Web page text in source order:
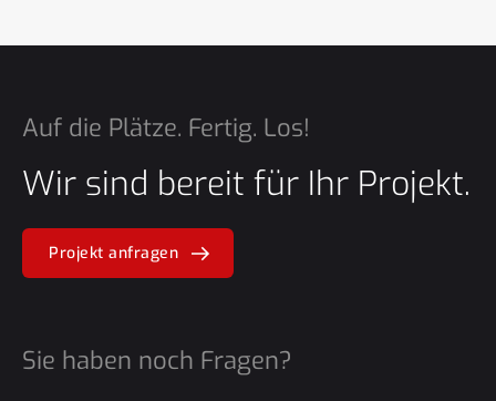
Auf die Plätze. Fertig. Los!
Wir sind bereit für Ihr Projekt.
Projekt anfragen
Sie haben noch Fragen?